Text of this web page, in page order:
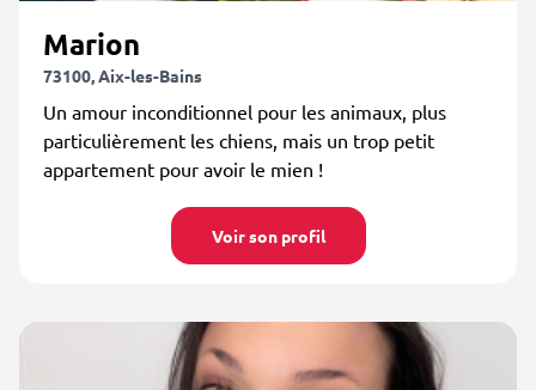
Marion
73100, Aix-les-Bains
Un amour inconditionnel pour les animaux, plus
particulièrement les chiens, mais un trop petit
appartement pour avoir le mien !
Voir son profil